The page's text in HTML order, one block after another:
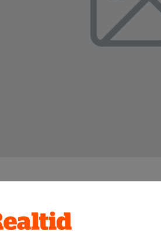
SPP Fonder ett nettoflöde på